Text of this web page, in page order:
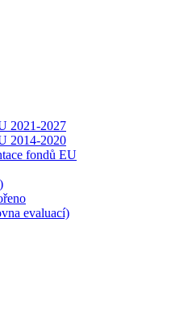
2021-2027
2014-2020
fondů EU
evaluací)